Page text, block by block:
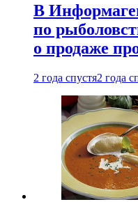
В
по
о продаже
2 года спустя2 года